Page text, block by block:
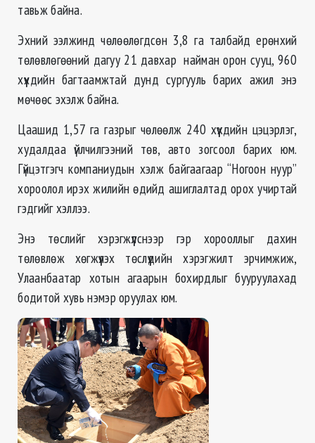
тавьж байна.
Эхний ээлжинд чөлөөлөгдсөн 3,8 га талбайд ерөнхий
төлөвлөгөөний дагуу 21 давхар найман орон сууц, 960
хүүхдийн багтаамжтай дунд сургууль барих ажил энэ
мөчөөс эхэлж байна.
Цаашид 1,57 га газрыг чөлөөлж 240 хүүхдийн цэцэрлэг,
худалдаа үйлчилгээний төв, авто зогсоол барих юм.
Гүйцэтгэгч компаниудын хэлж байгаагаар “Ногоон нуур”
хороолол ирэх жилийн өдийд ашиглалтад орох учиртай
гэдгийг хэллээ.
Энэ төслийг хэрэгжүүлснээр гэр хорооллыг дахин
төлөвлөж хөгжүүлэх төслүүдийн хэрэгжилт эрчимжиж,
Улаанбаатар хотын агаарын бохирдлыг бууруулахад
бодитой хувь нэмэр оруулах юм.